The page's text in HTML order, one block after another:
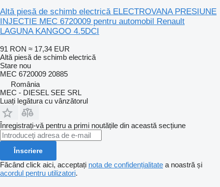
Altă piesă de schimb electrică ELECTROVANA PRESIUNE
INJECTIE MEC 6720009 pentru automobil Renault
LAGUNA KANGOO 4.5DCI
91 RON ≈ 17,34 EUR
Altă piesă de schimb electrică
Stare nou
MEC 6720009 20885
România
MEC - DIESEL SEE SRL
Luați legătura cu vânzătorul
Înregistrați-vă pentru a primi noutățile din această secțiune
Înscriere
Făcând click aici, acceptați nota de confidențialitate a noastră și
acordul pentru utilizatori.